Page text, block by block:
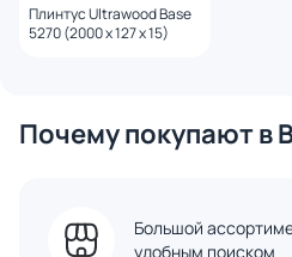
Плинтус Ultrawood Base
5270 (2000 x 127 x 15)
Почему покупают в
Большой
удобным поиском